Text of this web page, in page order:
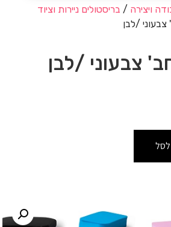
ויצירה / בריסטולים ניירות וציוד
/לבן
צבעוני /לבן